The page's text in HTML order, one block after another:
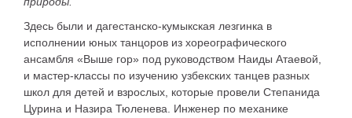
Здесь были и дагестанско-кумыкская лезгинка в
исполнении юных танцоров из хореографического
ансамбля «Выше гор» под руководством Наиды Атаевой,
и мастер-классы по изучению узбекских танцев разных
школ для детей и взрослых, которые провели Степанида
Цурина и Назира Тюленева. Инженер по механике